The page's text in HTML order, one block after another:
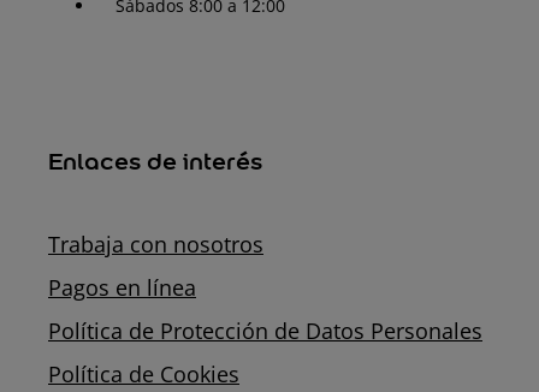
Sábados 8:00 a 12:00
Enlaces de interés
Trabaja con nosotros
Pagos en línea
Política de Protección de Datos Personales
Política de Cookies